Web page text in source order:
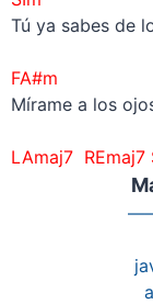
Tú ya sabes de
FA#m
Mírame a los
LAmaj7 REmaj7